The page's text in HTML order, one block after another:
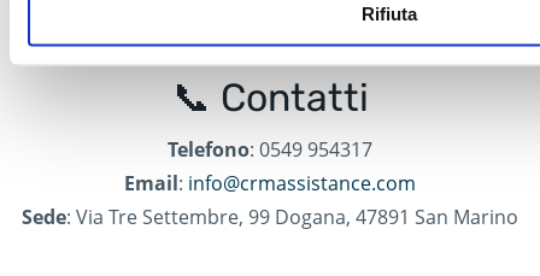
Rifiuta
Scrivici su Whatsapp
📞 Contatti
Telefono: 0549 954317​
Email: info@crmassistance.com
Sede: Via Tre Settembre, 99 Dogana, 47891 San Marino